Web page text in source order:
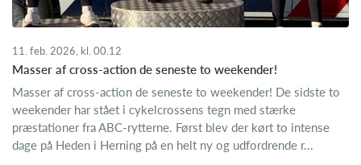
11. feb. 2026, kl. 00.12
Masser af cross-action de seneste to weekender!
Masser af cross-action de seneste to weekender! De sidste to
weekender har stået i cykelcrossens tegn med stærke
præstationer fra ABC-rytterne. Først blev der kørt to intense
dage på Heden i Herning på en helt ny og udfordrende r...